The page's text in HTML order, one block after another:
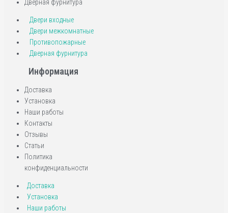
Дверная фурнитура
Двери входные
Двери межкомнатные
Противопожарные
Дверная фурнитура
Информация
Доставка
Установка
Наши работы
Контакты
Отзывы
Статьи
Политика
конфиденциальности
Доставка
Установка
Наши работы